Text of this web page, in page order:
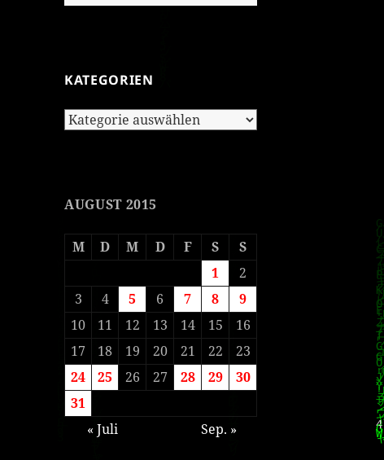
KATEGORIEN
Kategorien
AUGUST 2015
M D M D F S
S
1
2
3
4 5 6 7 8
9
10
11 12 13 14 15
16
17
18 19 20 21 22
23
24
25 26 27 28 29
30
31
« Juli
Sep. »